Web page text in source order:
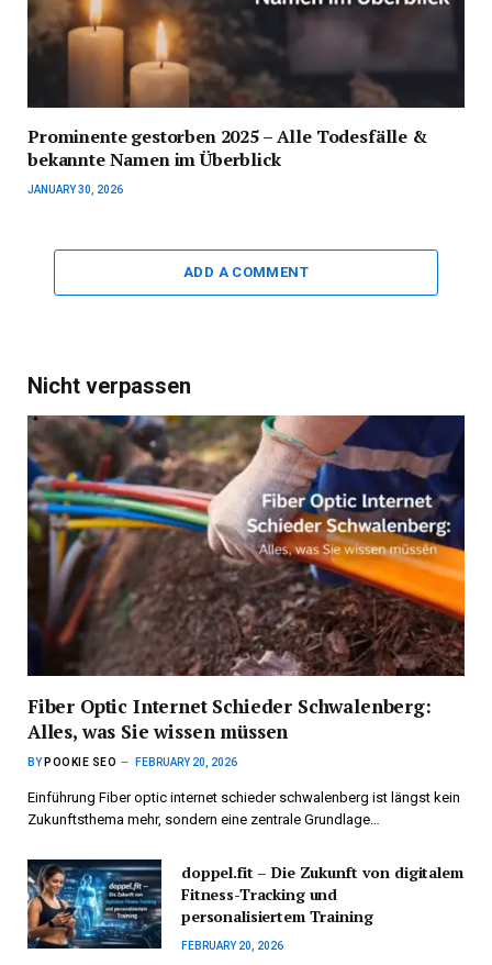
Prominente gestorben 2025 – Alle Todesfälle &
bekannte Namen im Überblick
JANUARY 30, 2026
ADD A COMMENT
Nicht verpassen
Fiber Optic Internet Schieder Schwalenberg:
Alles, was Sie wissen müssen
BY POOKIE SEO FEBRUARY 20, 2026
Einführung Fiber optic internet schieder schwalenberg ist längst kein
Zukunftsthema mehr, sondern eine zentrale Grundlage…
doppel.fit – Die Zukunft von digitalem
Fitness-Tracking und
personalisiertem Training
FEBRUARY 20, 2026